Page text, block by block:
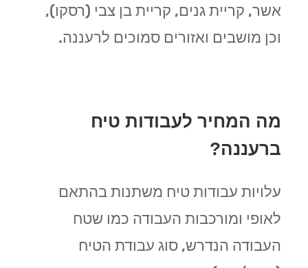
אשר, קריית גנים, קריית בן צבי (רסקו),
וכן מושבים ואזורים סמוכים לרעננה.
מה המחיר לעבודות טיח
ברעננה?
עלויות עבודות טיח משתנות בהתאם
לאופי ומורכבות העבודה כמו שטח
העבודה הנדרש, סוג עבודת הטיח